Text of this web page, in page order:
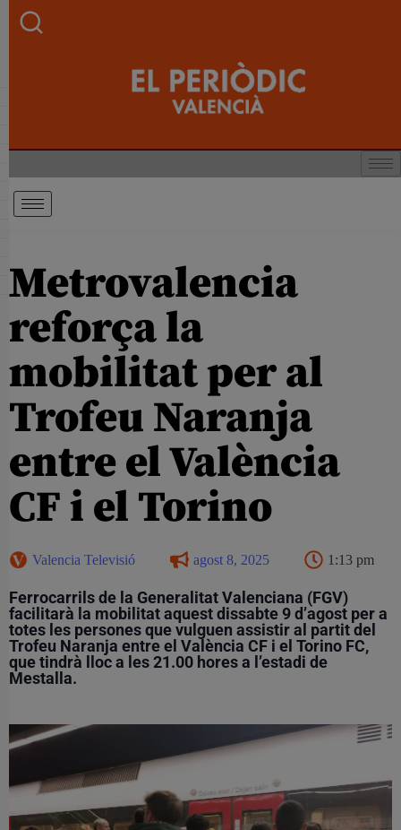
Metrovalencia
reforça la
mobilitat per al
Trofeu Naranja
entre el València
CF i el Torino
Valencia Televisió agost 8, 2025 1:13 pm
Ferrocarrils de la Generalitat Valenciana (FGV)
facilitarà la mobilitat aquest dissabte 9 d’agost per a
totes les persones que vulguen assistir al partit del
Trofeu Naranja entre el València CF i el Torino FC,
que tindrà lloc a les 21.00 hores a l’estadi de
Mestalla.